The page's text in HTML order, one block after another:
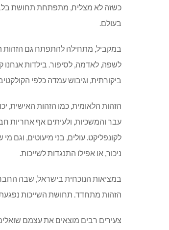
כשזה לא מצליח, מתפתחת תחושת
בעולם.
במקביל, מתחילה להתפתח גם הזהות
לשפה, לאדמה, לסיפור. בילדות אנחנו
ביקורתית, וגיבוש עמדה כלפי
הזהות הלאומית, כמו הזהות האישית,
עבר והמשכיות, ולעיתים אף אחריות
לקונפליקט. עולים, בני מיעוטים,
ניכור, או אפילו התנגדות לשייכות.
במציאות הנוכחית בישראל, שבה החברה
הזהות מתחדד. תחושת השייכות
צעירים רבים מוצאים את עצמם